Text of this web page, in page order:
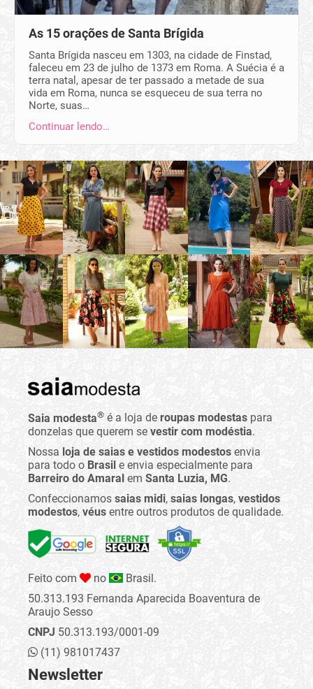
As 15 orações de Santa Brígida
Santa Brígida nasceu em 1303, na cidade de Finstad,
faleceu em 23 de julho de 1373 em Roma. A Suécia é a
terra natal, apesar de ter passado a metade de sua
vida em Roma, nunca se esqueceu de sua terra no
Norte, suas…
Continuar lendo…
Saia modesta® é a loja de roupas modestas para
donzelas que querem se vestir com modéstia.
Nossa loja de saias e vestidos modestos envia
para todo o Brasil e envia especialmente para
Barreiro do Amaral em Santa Luzia, MG.
Confeccionamos saias midi, saias longas, vestidos
modestos, véus entre outros produtos de qualidade.
Feito com no
Brasil.
50.313.193 Fernanda Aparecida Boaventura de
Araujo Sesso
CNPJ 50.313.193/0001-09
(11) 981017437
Newsletter